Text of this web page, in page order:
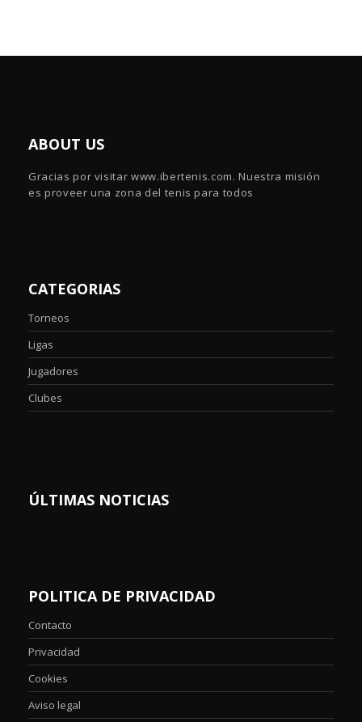
ABOUT US
Gracias por visitar www.ibertenis.com. Nuestra misión
es proveer una zona del tenis para todos
CATEGORIAS
Torneos
Ligas
Jugadores
Clubes
ÚLTIMAS NOTICIAS
POLITICA DE PRIVACIDAD
Contacto
Privacidad
Cookies
Aviso legal